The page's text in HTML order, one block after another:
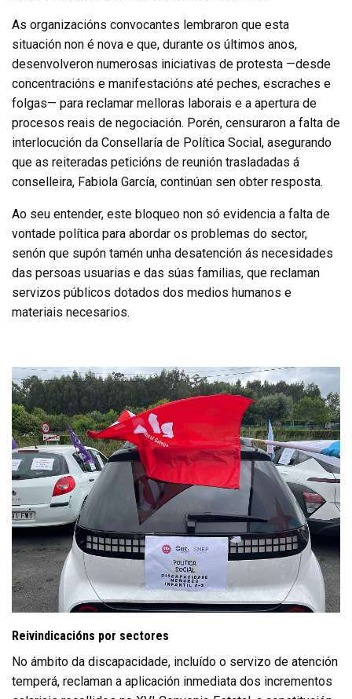
As organizacións convocantes lembraron que esta
situación non é nova e que, durante os últimos anos,
desenvolveron numerosas iniciativas de protesta —desde
concentracións e manifestacións até peches, escraches e
folgas— para reclamar melloras laborais e a apertura de
procesos reais de negociación. Porén, censuraron a falta de
interlocución da Consellaría de Política Social, asegurando
que as reiteradas peticións de reunión trasladadas á
conselleira, Fabiola García, continúan sen obter resposta.
Ao seu entender, este bloqueo non só evidencia a falta de
vontade política para abordar os problemas do sector,
senón que supón tamén unha desatención ás necesidades
das persoas usuarias e das súas familias, que reclaman
servizos públicos dotados dos medios humanos e
materiais necesarios.
Reivindicacións por sectores
No ámbito da discapacidade, incluído o servizo de atención
temperá, reclaman a aplicación inmediata dos incrementos